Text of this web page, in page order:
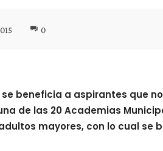
0
beneficia a aspirantes que
de las 20 Academias
mayores, con lo cual se